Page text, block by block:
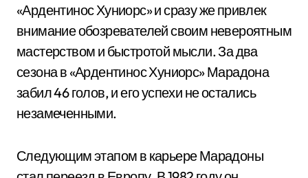
«Ардентинос Хуниорс» и сразу же привлек
внимание обозревателей своим невероятным
мастерством и быстротой мысли. За два
сезона в «Ардентинос Хуниорс» Марадона
забил 46 голов, и его успехи не остались
незамеченными.
Следующим этапом в карьере Марадоны